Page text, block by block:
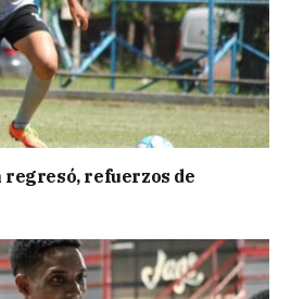
regresó, refuerzos de